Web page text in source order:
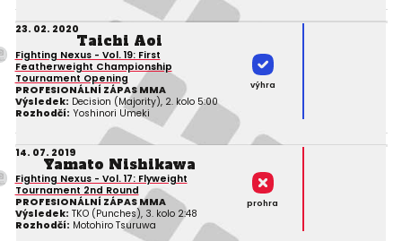
23. 02. 2020
Taichi Aoi
Fighting Nexus - Vol. 19: First
Featherweight Championship
Tournament Opening
PROFESIONÁLNÍ ZÁPAS MMA
Výsledek: Decision (Majority), 2. kolo 5:00
Rozhodčí: Yoshinori Umeki
výhra
14. 07. 2019
Yamato Nishikawa
Fighting Nexus - Vol. 17: Flyweight
Tournament 2nd Round
PROFESIONÁLNÍ ZÁPAS MMA
Výsledek: TKO (Punches), 3. kolo 2:48
Rozhodčí: Motohiro Tsuruwa
prohra